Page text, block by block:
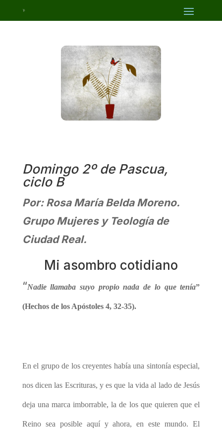
Domingo 2º de Pascua,
ciclo B
Por: Rosa María Belda Moreno.
Grupo Mujeres y Teología de
Ciudad Real.
Mi asombro cotidiano
“Nadie llamaba suyo propio nada de lo que tenía”
(Hechos de los Apóstoles 4, 32-35).
En el grupo de los creyentes había una sintonía especial,
nos dicen las Escrituras, y es que la vida al lado de Jesús
deja una marca imborrable, la de los que quieren que el
Reino sea posible aquí y ahora, en este mundo. El